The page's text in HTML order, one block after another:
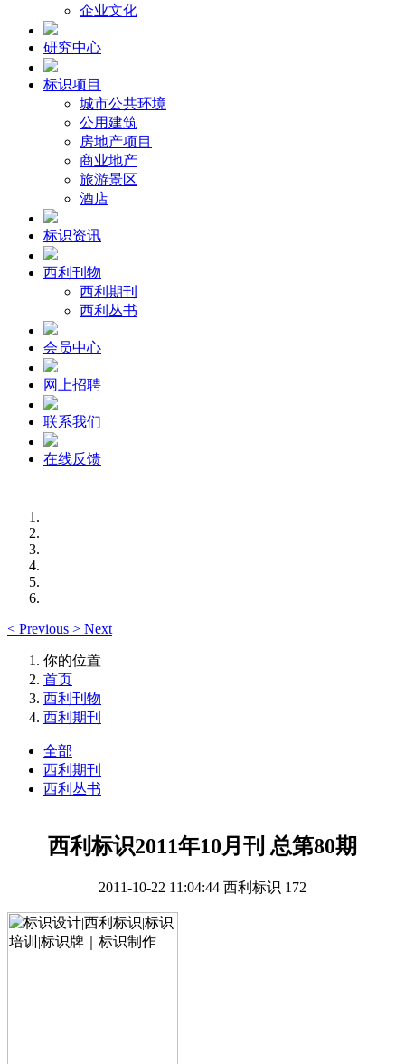
企业文化
研究中心
标识项目
城市公共环境
公用建筑
房地产项目
商业地产
旅游景区
酒店
标识资讯
西利刊物
西利期刊
西利丛书
会员中心
网上招聘
联系我们
在线反馈
< Previous > Next
你的位置
首页
西利刊物
西利期刊
全部
西利期刊
西利丛书
西利标识2011年10月刊 总第80期
2011-10-22 11:04:44 西利标识 172